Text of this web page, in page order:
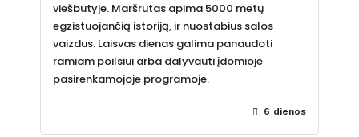
viešbutyje. Maršrutas apima 5000 metų
egzistuojančią istoriją, ir nuostabius salos
vaizdus. Laisvas dienas galima panaudoti
ramiam poilsiui arba dalyvauti įdomioje
pasirenkamojoje programoje.
6 dienos